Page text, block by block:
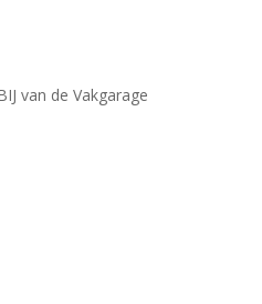
van de Vakgarage